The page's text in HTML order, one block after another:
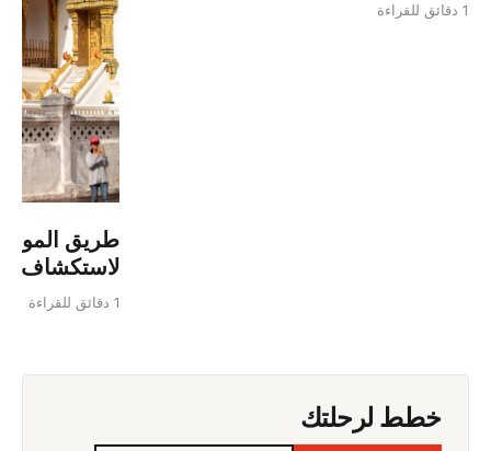
1 دقائق للقراءة
طريق الموز
لاستكشاف
1 دقائق للقراءة
خطط لرحلتك